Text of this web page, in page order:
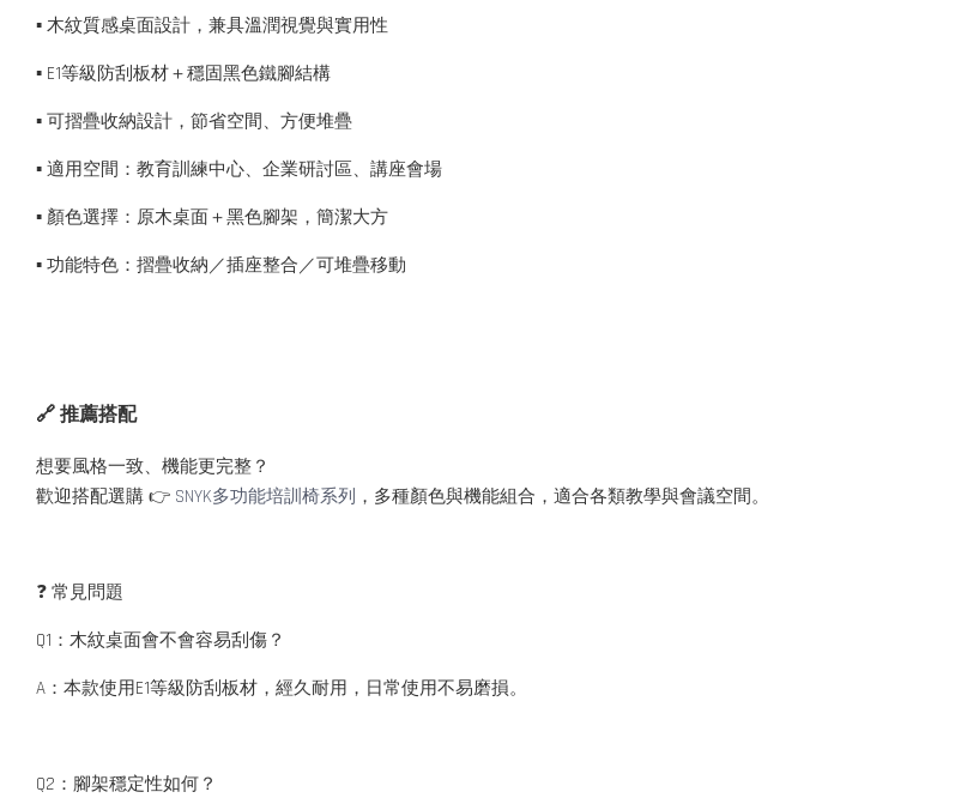
▪ 木紋質感桌面設計，兼具溫潤視覺與實用性
▪ E1等級防刮板材＋穩固黑色鐵腳結構
▪ 可摺疊收納設計，節省空間、方便堆疊
▪ 適用空間：教育訓練中心、企業研討區、講座會場
▪ 顏色選擇：原木桌面＋黑色腳架，簡潔大方
▪ 功能特色：摺疊收納／插座整合／可堆疊移動
🔗 推薦搭配
想要風格一致、機能更完整？
歡迎搭配選購 👉 SNYK多功能培訓椅系列 ，多種顏色與機能組合，適合各類教學與會議空間。
❓ 常見問題
Q1：木紋桌面會不會容易刮傷？
A：本款使用E1等級防刮板材，經久耐用，日常使用不易磨損。
Q2：腳架穩定性如何？